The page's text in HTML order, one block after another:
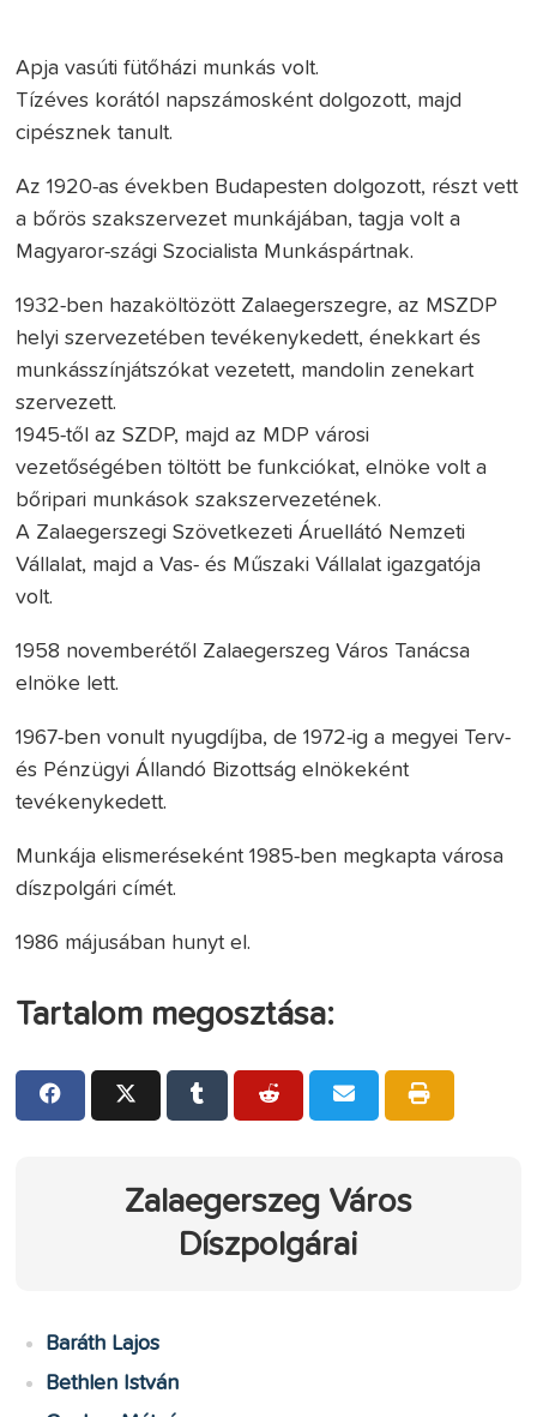
Apja vasúti fütőházi munkás volt.
Tízéves korától napszámosként dolgozott, majd
cipésznek tanult.
Az 1920-as években Budapesten dolgozott, részt vett
a bőrös szakszervezet munkájában, tagja volt a
Magyaror-szági Szocialista Munkáspártnak.
1932-ben hazaköltözött Zalaegerszegre, az MSZDP
helyi szervezetében tevékenykedett, énekkart és
munkásszínjátszókat vezetett, mandolin zenekart
szervezett.
1945-től az SZDP, majd az MDP városi
vezetőségében töltött be funkciókat, elnöke volt a
bőripari munkások szakszervezetének.
A Zalaegerszegi Szövetkezeti Áruellátó Nemzeti
Vállalat, majd a Vas- és Műszaki Vállalat igazgatója
volt.
1958 novemberétől Zalaegerszeg Város Tanácsa
elnöke lett.
1967-ben vonult nyugdíjba, de 1972-ig a megyei Terv-
és Pénzügyi Állandó Bizottság elnökeként
tevékenykedett.
Munkája elismeréseként 1985-ben megkapta városa
díszpolgári címét.
1986 májusában hunyt el.
Tartalom megosztása:
Zalaegerszeg Város
Díszpolgárai
Baráth Lajos
Bethlen István